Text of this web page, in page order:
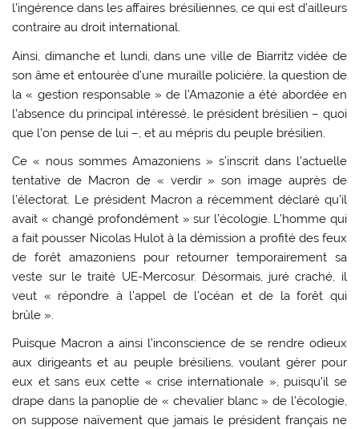
l’ingérence dans les affaires brésiliennes, ce qui est d’ailleurs
contraire au droit international.
Ainsi, dimanche et lundi, dans une ville de Biarritz vidée de
son âme et entourée d’une muraille policière, la question de
la « gestion responsable » de l’Amazonie a été abordée en
l’absence du principal intéressé, le président brésilien – quoi
que l’on pense de lui –, et au mépris du peuple brésilien.
Ce « nous sommes Amazoniens » s’inscrit dans l’actuelle
tentative de Macron de « verdir » son image auprès de
l’électorat. Le président Macron a récemment déclaré qu’il
avait « changé profondément » sur l’écologie. L’homme qui
a fait pousser Nicolas Hulot à la démission a profité des feux
de forêt amazoniens pour retourner temporairement sa
veste sur le traité UE-Mercosur. Désormais, juré craché, il
veut « répondre à l’appel de l’océan et de la forêt qui
brûle ».
Puisque Macron a ainsi l’inconscience de se rendre odieux
aux dirigeants et au peuple brésiliens, voulant gérer pour
eux et sans eux cette « crise internationale », puisqu’il se
drape dans la panoplie de « chevalier blanc » de l’écologie,
on suppose naïvement que jamais le président français ne